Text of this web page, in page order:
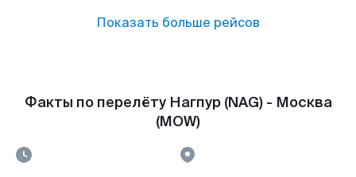
Показать больше рейсов
Факты по перелёту Нагпур (NAG) - Москва
(MOW)